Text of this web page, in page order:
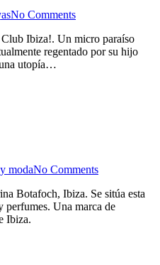
No Comments
Club Ibiza!. Un micro paraíso
regentado por su hijo
utopía…
modaNo Comments
Botafoch, Ibiza. Se sitúa esta
perfumes. Una marca de
Ibiza.